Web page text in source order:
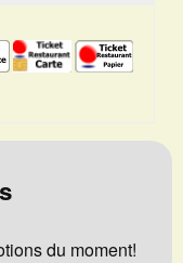
du moment!